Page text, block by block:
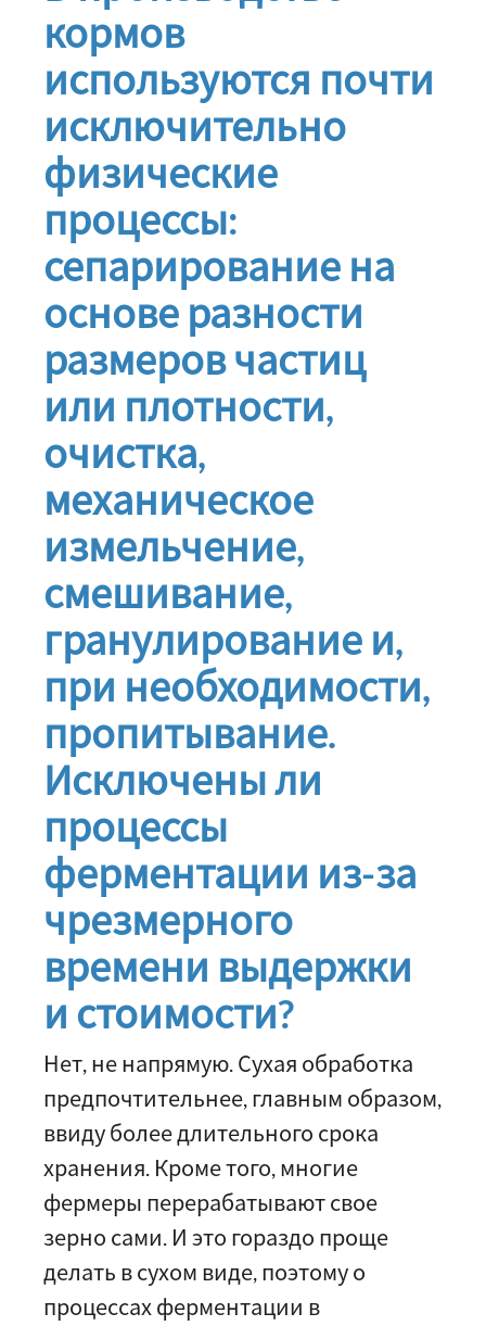
кормов
используются почти
исключительно
физические
процессы:
сепарирование на
основе разности
размеров частиц
или плотности,
очистка,
механическое
измельчение,
смешивание,
гранулирование и,
при необходимости,
пропитывание.
Исключены ли
процессы
ферментации из-за
чрезмерного
времени выдержки
и стоимости?
Нет, не напрямую. Сухая обработка
предпочтительнее, главным образом,
ввиду более длительного срока
хранения. Кроме того, многие
фермеры перерабатывают свое
зерно сами. И это гораздо проще
делать в сухом виде, поэтому о
процессах ферментации в